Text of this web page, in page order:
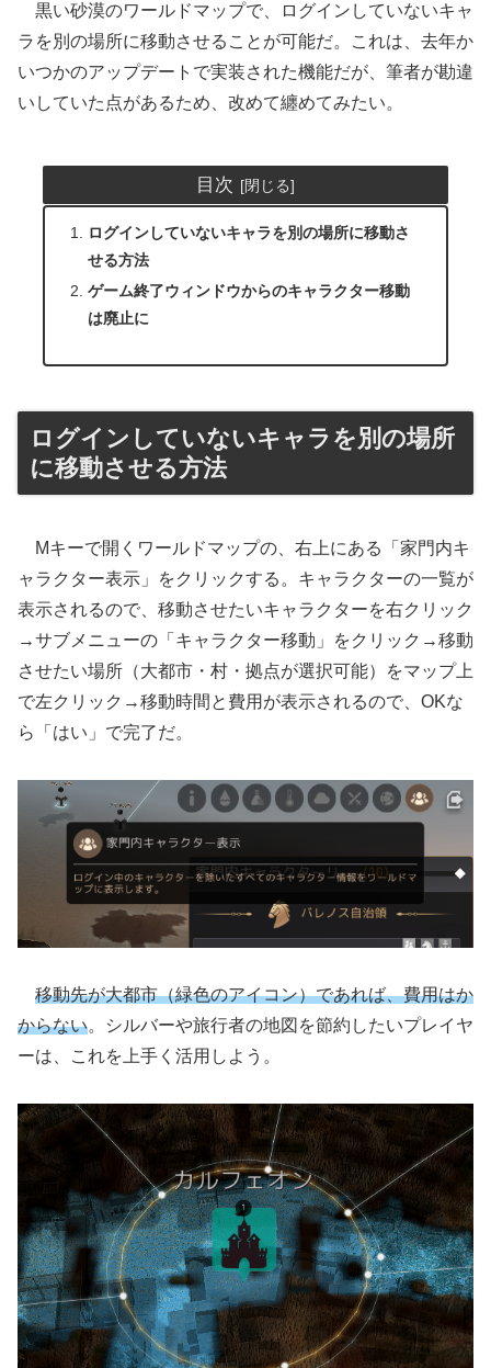
黒い砂漠のワールドマップで、ログインしていないキャ
ラを別の場所に移動させることが可能だ。これは、去年か
いつかのアップデートで実装された機能だが、筆者が勘違
いしていた点があるため、改めて纏めてみたい。
目次
ログインしていないキャラを別の場所に移動さ
せる方法
ゲーム終了ウィンドウからのキャラクター移動
は廃止に
ログインしていないキャラを別の場所
に移動させる方法
Mキーで開くワールドマップの、右上にある「家門内キ
ャラクター表示」をクリックする。キャラクターの一覧が
表示されるので、移動させたいキャラクターを右クリック
→サブメニューの「キャラクター移動」をクリック→移動
させたい場所（大都市・村・拠点が選択可能）をマップ上
で左クリック→移動時間と費用が表示されるので、OKな
ら「はい」で完了だ。
移動先が大都市（緑色のアイコン）であれば、費用はか
からない。シルバーや旅行者の地図を節約したいプレイヤ
ーは、これを上手く活用しよう。